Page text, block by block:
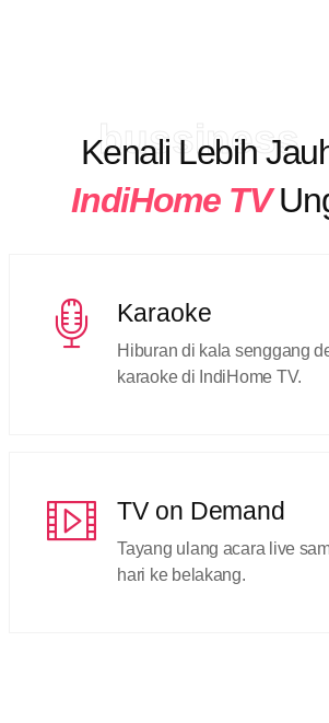
bussiness
Kenali Lebih
IndiHome TV
Karaoke
Hiburan di kala senggang
karaoke di IndiHome TV.
TV on Demand
Tayang ulang acara live
hari ke belakang.